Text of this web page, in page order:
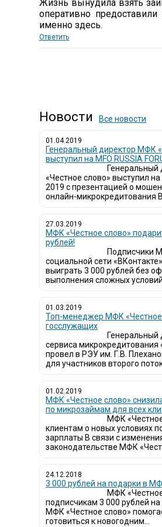
Жизнь вынудила взять
оперативно
именно здесь.
Ответить
Новости Все новости
01.04.2019
Генеральный директор МФК
выступил на MFO RUSSIA
«Честное слово» выступил на
2019 с презентацией о
онлайн-микрокредитования
27.03.2019
МФК «Честное слово»
рублей!
Подписчики
социальной сети
выиграть 3 000 рублей без
выполнения сложных
01.03.2019
Топ-менеджер МФК «Честное
госслужащих
Генеральный
сервиса микрокредитования
провел в РЭУ им. Г.В.
для участников второго
01.02.2019
МФК «Честное слово»
по микрозаймам для всех
МФК
клиентам о новых условиях
зарплаты В связи с
законодательстве МФК
24.12.2018
3 000 рублей на подарки в
МФК
подписчикам 3 000 рублей
МФК «Честное слово»
готовиться к новогодним...